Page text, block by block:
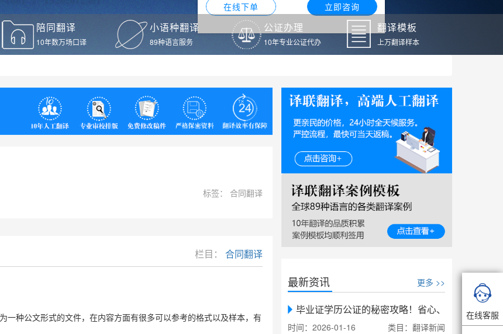
证明翻译
翻译
英文版翻
在线下单 立即咨询
陪同翻译
10年数万场口译
小语种翻译
89种语言服务
公证办理
10年专业公证代办
翻译模板
上万翻译样本
标签： 合同翻译
栏目：
合同翻译
一种公文形式的文件，在内容方面有很多可以参考的格式以及样本，有
最新资讯 更多 >>
毕业证学历公证的秘密攻略！省心、省力、省时
时间：2026-01-16 类目：翻译新闻

在线客服